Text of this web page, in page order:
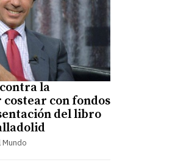
la
con fondos
del libro